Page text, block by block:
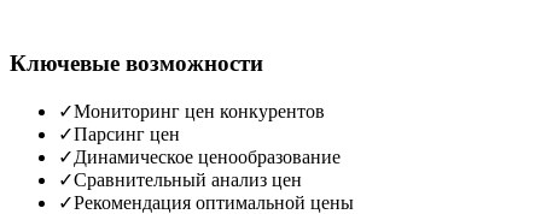
Ключевые возможности
✓Мониторинг цен конкурентов
✓Парсинг цен
✓Динамическое ценообразование
✓Сравнительный анализ цен
✓Рекомендация оптимальной цены